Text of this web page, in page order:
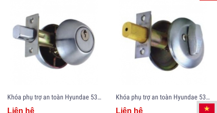
Khóa phụ trợ an toàn Hyundae 530SS/2C
Liên hệ
Khóa phụ trợ an toàn Hyundae 530SS/1C
Liên hệ